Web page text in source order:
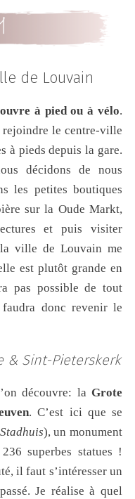
de Louvain
à pied ou à vélo.
le centre-ville
à pieds depuis la gare.
décidons de nous
les petites boutiques
sur la Oude Markt,
et puis visiter
ville de Louvain me
est plutôt grande en
pas possible de tout
donc revenir le
& Sint-Pieterskerk
découvre: laGrote
. C’est ici que se
Stadhuis), un monument
superbes statues !
il faut s’intéresser un
Je réalise à quel